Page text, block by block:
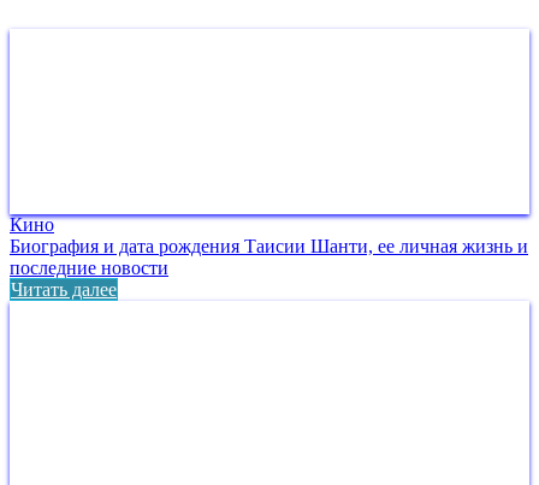
Кино
Биография и дата рождения Таисии Шанти, ее личная жизнь и
последние новости
Читать далее